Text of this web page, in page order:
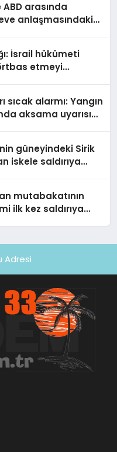
arasında
anlaşmasındaki
İsrail hükümeti
etmeyi
sıcak alarmı: Yangın
aksama uyarısı
güneyindeki Sirik
iskele saldırıya
mutabakatının
ilk kez saldırıya
Adresi